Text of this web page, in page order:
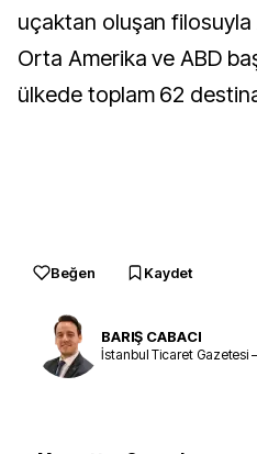
uçaktan oluşan filosuyla
Orta Amerika ve ABD
ülkede toplam 62
Beğen Kaydet
BARIŞ CABACI
İstanbul Ticaret Gazetesi